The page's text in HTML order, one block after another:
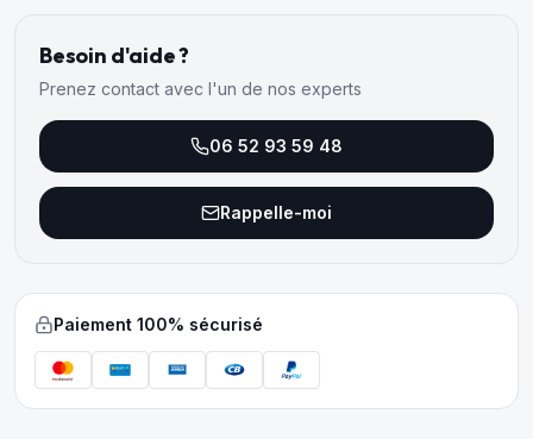
Besoin d'aide ?
Prenez contact avec l'un de nos experts
06 52 93 59 48
Rappelle-moi
Paiement 100% sécurisé